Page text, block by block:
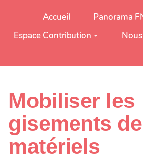
Aller au contenu principal
Accueil
Panorama
Espace Contribution
Mobiliser les
gisements de
matériels